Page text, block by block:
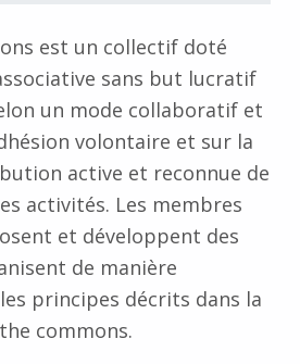
est un collectif doté
sans but lucratif
un mode collaboratif et
volontaire et sur la
active et reconnue de
activités. Les membres
et développent des
de manière
principes décrits dans la
commons.